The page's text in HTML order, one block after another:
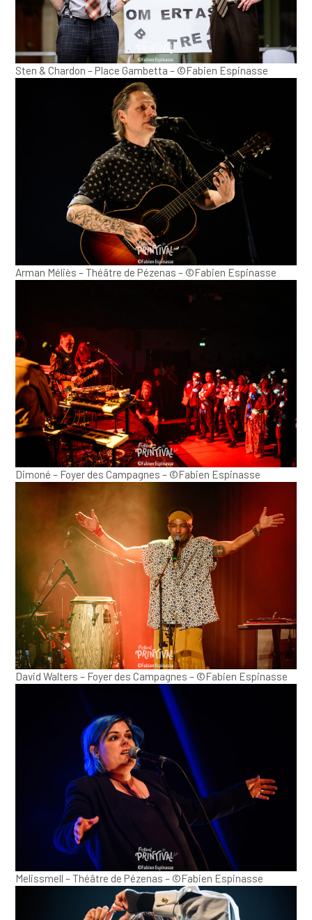
Sten & Chardon – Place Gambetta – ©Fabien Espinasse
Arman Méliès – Théâtre de Pézenas – ©Fabien Espinasse
Dimoné – Foyer des Campagnes – ©Fabien Espinasse
David Walters – Foyer des Campagnes – ©Fabien Espinasse
Melissmell – Théâtre de Pézenas – ©Fabien Espinasse